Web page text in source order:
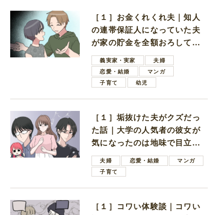
［１］お金くれくれ夫｜知人
の連帯保証人になっていた夫
が家の貯金を全額おろしてほ
しいと言ってきた
義実家・実家
夫婦
恋愛・結婚
マンガ
子育て
幼児
［１］垢抜けた夫がクズだっ
た話｜大学の人気者の彼女が
気になったのは地味で目立た
ない男子学生
夫婦 恋愛・結婚
マンガ
子育て
［１］コワい体験談｜コワい